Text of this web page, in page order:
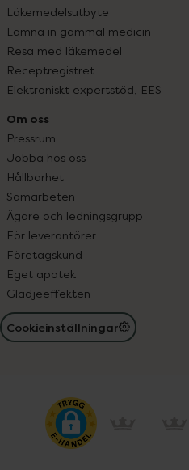
Läkemedelsutbyte
Lämna in gammal medicin
Resa med läkemedel
Receptregistret
Elektroniskt expertstöd, EES
Om oss
Pressrum
Jobba hos oss
Hållbarhet
Samarbeten
Ägare och ledningsgrupp
För leverantörer
Företagskund
Eget apotek
Glädjeeffekten
Cookieinställningar